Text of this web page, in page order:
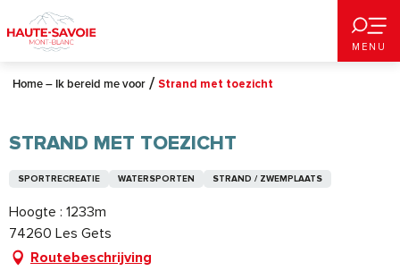
au
contenu
principal
MENU
Home – Ik bereid me voor Strand met toezicht
STRAND MET TOEZICHT
SPORTRECREATIE WATERSPORTEN STRAND / ZWEMPLAATS
Hoogte : 1233m
74260 Les Gets
Routebeschrijving